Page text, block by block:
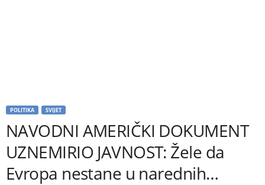
POLITIKA SVIJET
NAVODNI AMERIČKI DOKUMENT
UZNEMIRIO JAVNOST: Žele da
Evropa nestane u narednih…